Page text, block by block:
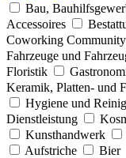
Bau,
Accessoires
Coworking Community
Fahrzeuge und
Floristik
Keramik, Platten- und
Hygiene und
Dienstleistung
Kunsthandwerk
Aufstriche
Bier